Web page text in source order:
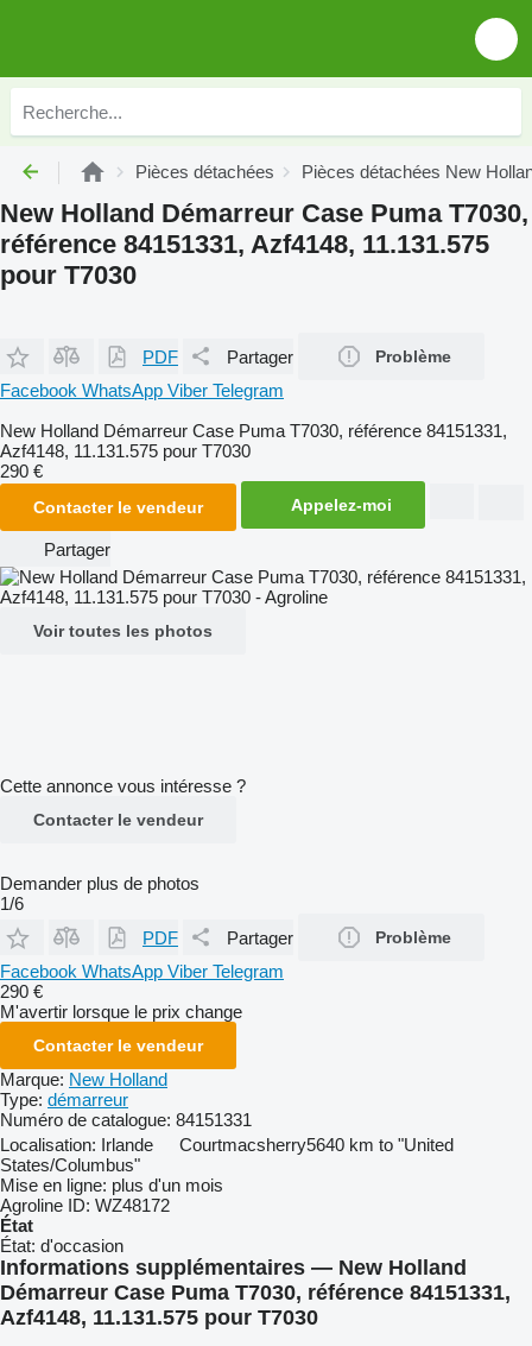
Pièces détachées Pièces détachées New
New Holland Démarreur Case Puma T7030,
référence 84151331, Azf4148, 11.131.575
pour T7030
PDF Partager Problème
Facebook WhatsApp Viber Telegram
New Holland Démarreur Case Puma T7030, référence 84151331,
Azf4148, 11.131.575 pour T7030
290 €
Contacter le vendeur Appelez-moi
Partager
Voir toutes les photos
Cette annonce vous intéresse ?
Contacter le vendeur
Demander plus de photos
1/6
PDF
Partager Problème
Facebook WhatsApp Viber Telegram
290 €
M'avertir lorsque le prix change
Contacter le vendeur
Marque: New Holland
Type: démarreur
Numéro de catalogue: 84151331
Localisation: Irlande Courtmacsherry5640 km to "United
States/Columbus"
Mise en ligne: plus d'un mois
Agroline ID: WZ48172
État
État: d'occasion
Informations supplémentaires — New Holland
Démarreur Case Puma T7030, référence 84151331,
Azf4148, 11.131.575 pour T7030